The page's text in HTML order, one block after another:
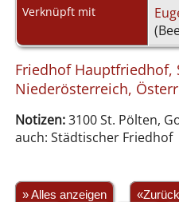
Verknüpft mit
Friedhof Hauptfriedhof,
Niederösterreich,
Notizen:3100 St. Pölten,
auch: Städtischer Friedhof
» Alles anzeigen «Zurück